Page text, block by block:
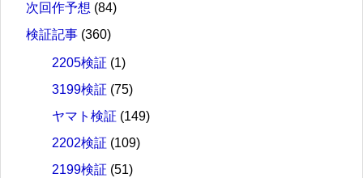
次回作予想 (84)
検証記事 (360)
2205検証 (1)
3199検証 (75)
ヤマト検証 (149)
2202検証 (109)
2199検証 (51)